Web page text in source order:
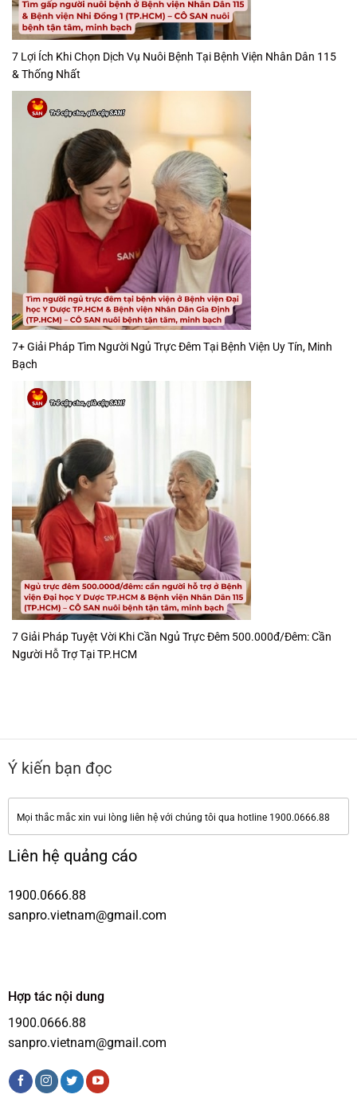
7 Lợi Ích Khi Chọn Dịch Vụ Nuôi Bệnh Tại Bệnh Viện Nhân Dân 115
& Thống Nhất
7+ Giải Pháp Tìm Người Ngủ Trực Đêm Tại Bệnh Viện Uy Tín, Minh
Bạch
7 Giải Pháp Tuyệt Vời Khi Cần Ngủ Trực Đêm 500.000đ/Đêm: Cần
Người Hỗ Trợ Tại TP.HCM
Ý kiến bạn đọc
Mọi thắc mắc xin vui lòng liên hệ với chúng tôi qua hotline 1900.0666.88
Liên hệ quảng cáo
1900.0666.88
sanpro.vietnam@gmail.com
Hợp tác nội dung
1900.0666.88
sanpro.vietnam@gmail.com